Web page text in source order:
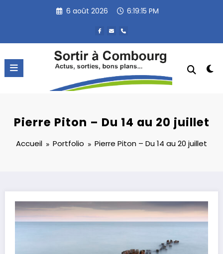
6 août 2026 6:19:15 PM
Pierre Piton – Du 14 au 20 juillet
Accueil Portfolio Pierre Piton – Du 14 au 20 juillet